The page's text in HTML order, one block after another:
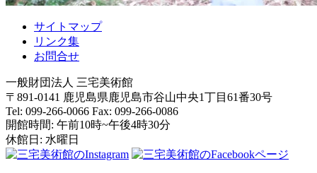
サイトマップ
リンク集
お問合せ
一般財団法人 三宅美術館
〒891-0141 鹿児島県鹿児島市谷山中央1丁目61番30号
Tel: 099-266-0066 Fax: 099-266-0086
開館時間: 午前10時~午後4時30分
休館日: 水曜日